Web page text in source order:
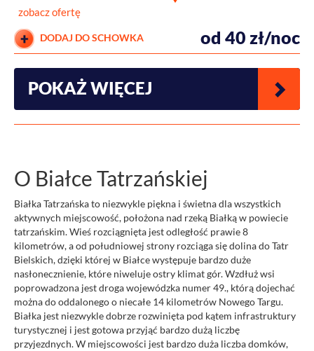
zobacz ofertę
DODAJ DO SCHOWKA od 40 zł/noc
POKAŻ WIĘCEJ
O Białce Tatrzańskiej
Białka Tatrzańska to niezwykle piękna i świetna dla wszystkich
aktywnych miejscowość, położona nad rzeką Białką w powiecie
tatrzańskim. Wieś rozciągnięta jest odległość prawie 8
kilometrów, a od południowej strony rozciąga się dolina do Tatr
Bielskich, dzięki której w Białce występuje bardzo duże
nasłonecznienie, które niweluje ostry klimat gór. Wzdłuż wsi
poprowadzona jest droga wojewódzka numer 49., którą dojechać
można do oddalonego o niecałe 14 kilometrów Nowego Targu.
Białka jest niezwykle dobrze rozwinięta pod kątem infrastruktury
turystycznej i jest gotowa przyjąć bardzo dużą liczbę
przyjezdnych. W miejscowości jest bardzo duża liczba domków,